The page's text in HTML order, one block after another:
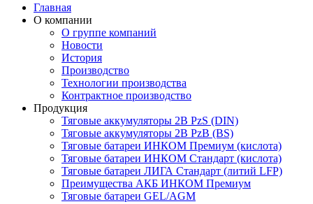
Главная
О компании
О группе компаний
Новости
История
Производство
Технологии производства
Контрактное производство
Продукция
Тяговые аккумуляторы 2В PzS (DIN)
Тяговые аккумуляторы 2В PzB (BS)
Тяговые батареи ИНКОМ Премиум (кислота)
Тяговые батареи ИНКОМ Стандарт (кислота)
Тяговые батареи ЛИГА Стандарт (литий LFP)
Преимущества АКБ ИНКОМ Премиум
Тяговые батареи GEL/AGM